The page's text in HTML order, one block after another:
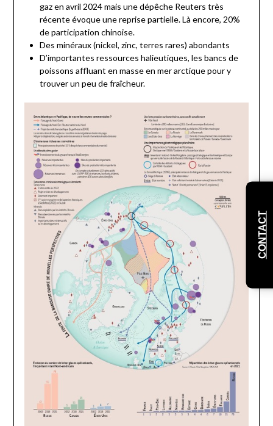
gaz en avril 2024 mais une dépêche Reuters très
récente évoque une reprise partielle. Là encore, 20%
de participation chinoise.
Des minéraux (nickel, zinc, terres rares) abondants
D’importantes ressources halieutiques, les bancs de
poissons affluant en masse en mer arctique pour y
trouver un peu de fraîcheur.
CONTACT